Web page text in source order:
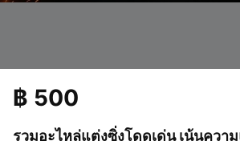
รวมอะไหล่แต่งซิ่งโดดเด่น เน้นควา
฿ 500